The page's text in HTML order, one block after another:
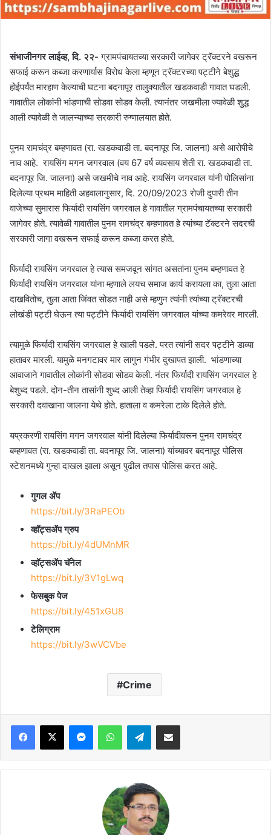
संभाजीनगर लाईव्ह, दि. २२- ग्रामपंचायतच्या सरकारी जागेवर ट्रॅक्टरने वखरून
सफाई करून कब्जा करणार्यास विरोध केला म्हणून ट्रॅक्टरच्या पट्टीने बेशुद्ध
होईपर्यंत मारहाण केल्याची घटना बदनापूर तालुक्यातील खडकवाडी गावात घडली.
गावातील लोकांनी भांडणाची सोडवा सोडव केली. त्यानंतर जखमीला ज्यावेळी शुद्ध
आली त्यावेळी ते जालन्याच्या सरकारी रुग्णालयात होते.
पुनम रामचंद्र बम्हणावत (रा. खडकवाडी ता. बदनापूर जि. जालना) असे आरोपीचे
नाव आहे. रायसिंग मगन जगरवाल (वय 67 वर्ष व्यवसाय शेती रा. खडकवाडी ता.
बदनापूर जि. जालना) असे जखमीचे नाव आहे. रायसिंग जगरवाल यांनी पोलिसांना
दिलेल्या प्रथम माहिती अहवालानुसार, दि. 20/09/2023 रोजी दुपारी तीन
वाजेच्या सुमारास फिर्यादी रायसिंग जगरवाल हे गावातील ग्रामपंचायतच्या सरकारी
जागेवर होते. त्यावेळी गावातील पुनम रामचंद्र बम्हणावत हे त्यांच्या टॅक्टरने सदरची
सरकारी जागा वखरून सफाई करून कब्जा करत होते.
फिर्यादी रायसिंग जगरवाल हे त्यास समजवून सांगत असतांना पुनम बम्हणावत हे
फिर्यादी रायसिंग जगरवाल यांना म्हणाले लयच समाज कार्य करायला का, तुला आता
दाखवितोच, तुला आता जिंवत सोडत नाही असे म्हणुन त्यांनी त्यांच्या ट्रॅक्टरची
लोखंडी पट्टी घेऊन त्या पट्टीने फिर्यादी रायसिंग जगरवाल यांच्या कमरेवर मारली.
त्यामुळे फिर्यादी रायसिंग जगरवाल हे खाली पडले. परत त्यांनी सदर पट्टीने डाव्या
हातावर मारली. यामुळे मनगटावर मार लागुन गंभीर दुखापत झाली. भांडणाच्या
आवाजाने गावातील लोकांनी सोडवा सोडव केली. नंतर फिर्यादी रायसिंग जगरवाल हे
बेशुध्द पडले. दोन-तीन तासांनी शुध्द आली तेव्हा फिर्यादी रायसिंग जगरवाल हे
सरकारी दवाखाना जालना येथे होते. हाताला व कमरेला टाके दिलेले होते.
यप्रकरणी रायसिंग मगन जगरवाल यांनी दिलेल्या फिर्यादीवरून पुनम रामचंद्र
बम्हणावत (रा. खडकवाडी ता. बदनापूर जि. जालना) यांच्यावर बदनापूर पोलिस
स्टेशनमध्ये गुन्हा दाखल झाला असून पुढील तपास पोलिस करत आहे.
गुगल ॲप
https://bit.ly/3RaPEOb
व्हॉट्सॲप ग्रुप
https://bit.ly/4dUMnMR
व्हॉट्सॲप चॅनेल
https://bit.ly/3V1gLwq
फेसबुक पेज
https://bit.ly/451xGU8
टेलिग्राम
https://bit.ly/3wVCVbe
Crime
Facebook
X MessengerWhatsAppTelegramShare via Email